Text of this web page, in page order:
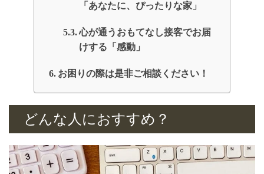
「あなたに、ぴったりな家」
心が通うおもてなし接客でお届
けする「感動」
お困りの際は是非ご相談ください！
どんな人におすすめ？